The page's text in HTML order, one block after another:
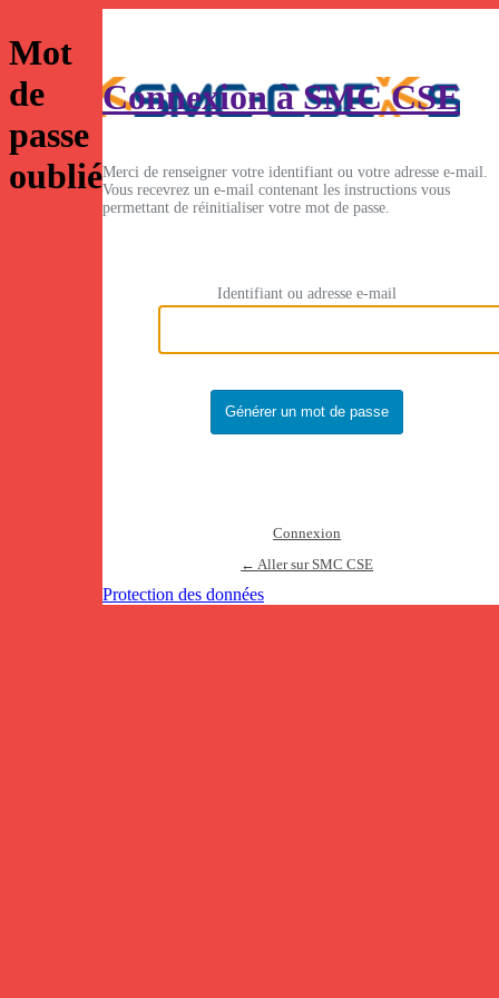
Mot
de
passe
oublié
Connexion à SMC CSE
Merci de renseigner votre identifiant ou votre adresse e-mail.
Vous recevrez un e-mail contenant les instructions vous
permettant de réinitialiser votre mot de passe.
Identifiant ou adresse e-mail
Connexion
← Aller sur SMC CSE
Protection des données